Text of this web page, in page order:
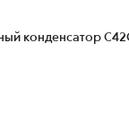
конденсатор